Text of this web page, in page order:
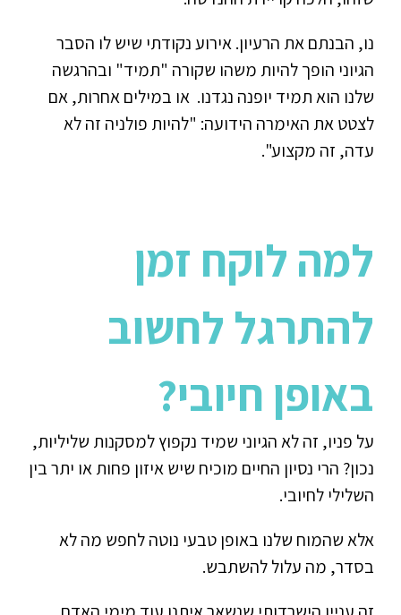
נו, הבנתם את הרעיון. אירוע נקודתי שיש לו הסבר
הגיוני הופך להיות משהו שקורה "תמיד" ובהרגשה
שלנו הוא תמיד יופנה נגדנו. או במילים אחרות, אם
לצטט את האימרה הידועה: "להיות פולניה זה לא
עדה, זה מקצוע".
למה לוקח זמן
להתרגל לחשוב
באופן חיובי?
על פניו, זה לא הגיוני שמיד נקפוץ למסקנות שליליות,
נכון? הרי נסיון החיים מוכיח שיש איזון פחות או יתר בין
השלילי לחיובי.
אלא שהמוח שלנו באופן טבעי נוטה לחפש מה לא
בסדר, מה עלול להשתבש.